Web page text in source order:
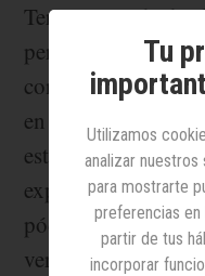
Teresa Viejo ha
periodismo,
consultoría y
en Psicología. Lo
este momento de
experiencia, contó
pódcastMAS que
verse como una
Tu
Utilizamos
analizar
para mostrarte
preferencias en
partir de tus
incorporar